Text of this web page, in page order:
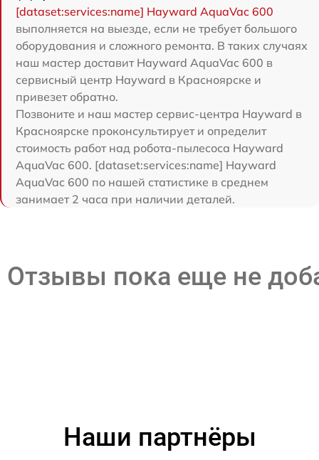
[dataset:services:name] Hayward AquaVac 600
выполняется на выезде, если не требует большого
оборудования и сложного ремонта. В таких случаях
наш мастер доставит Hayward AquaVac 600 в
сервисный центр Hayward в Красноярске и
привезет обратно.
Позвоните и наш мастер сервис-центра Hayward в
Красноярске проконсультирует и определит
стоимость работ над робота-пылесоса Hayward
AquaVac 600. [dataset:services:name] Hayward
AquaVac 600 по нашей статистике в среднем
занимает 2 часа при наличии деталей.
Отзывы пока еще не
Наши партнёры